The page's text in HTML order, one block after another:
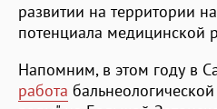
развитии на территории
потенциала медицинской
Напомним, в этом году в
работа